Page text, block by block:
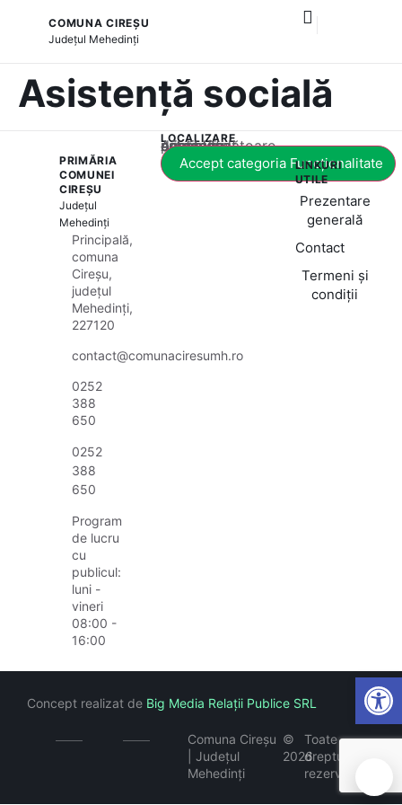
COMUNA CIREȘU
Județul Mehedinți
Asistență socială
PRIMĂRIA
COMUNEI
CIREȘU
Județul
Mehedinți
Principală,
comuna
Cireșu,
județul
Mehedinți,
227120
contact@comunaciresumh.ro
0252
388
650
0252
388
650
Program
de lucru
cu
publicul:
luni -
vineri
08:00 -
16:00
LOCALIZARE
Acest conținut este blocat până când acceptați categoria corespunzătoare de cookie-uri.
Accept categoria Funcționalitate
LINKURI
UTILE
Prezentare
generală
Contact
Termeni și
condiții
Comuna Cireșu
| Județul
Mehedinți
©
2026
Toate
drepturile
rezervate
Concept realizat de Big Media Relații Publice SRL